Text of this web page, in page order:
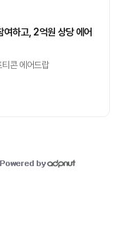
하고, 2억원 상당 에어
콘 에어드랍